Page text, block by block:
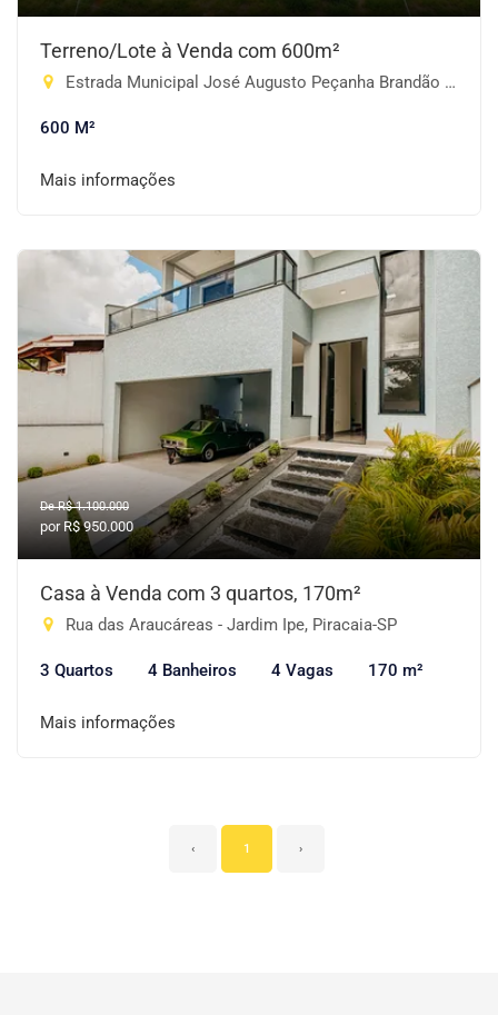
Terreno/Lote à Venda com 600m²
Estrada Municipal José Augusto Peçanha Brandão - Jardim Ipe, Piracaia-SP
600 M²
Mais informações
De R$ 1.100.000
por R$ 950.000
Casa à Venda com 3 quartos, 170m²
Rua das Araucáreas - Jardim Ipe, Piracaia-SP
3 Quartos 4 Banheiros 4 Vagas 170 m²
Mais informações
‹ 1 ›